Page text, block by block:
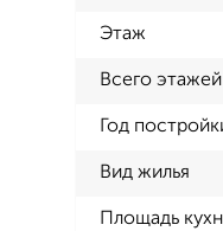
Этаж
Всего
Год
Вид жилья
Площадь